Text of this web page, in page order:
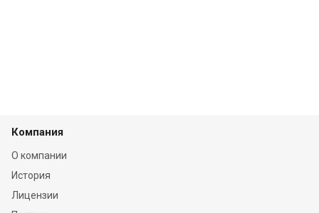
Компания
О компании
История
Лицензии